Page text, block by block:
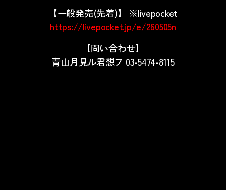
【一般発売(先着)】 ※livepocket
https://livepocket.jp/e/260505n
【問い合わせ】
青山月見ル君想フ 03-5474-8115